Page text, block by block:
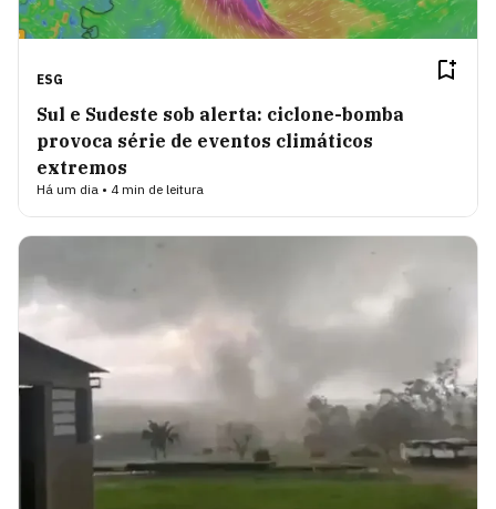
ESG
Sul e Sudeste sob alerta: ciclone-bomba
provoca série de eventos climáticos
extremos
Há um dia • 4 min de leitura